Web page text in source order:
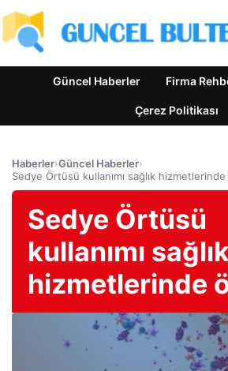
Güncel Haberler Firma
Çerez Politikası
Haberler›Güncel Haberler›
Sedye Örtüsü kullanımı sağlık
Sedye Örtüsü
kullanımı sağlık
hizmetlerinde